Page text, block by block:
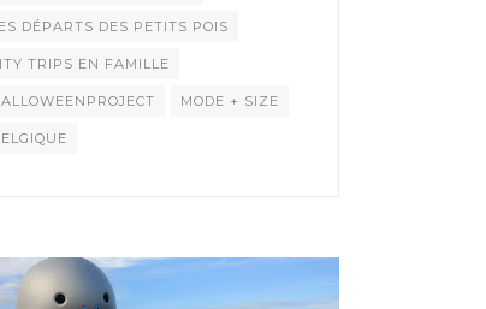
DÉPARTS DES PETITS POIS
TRIPS EN FAMILLE
MODE + SIZE